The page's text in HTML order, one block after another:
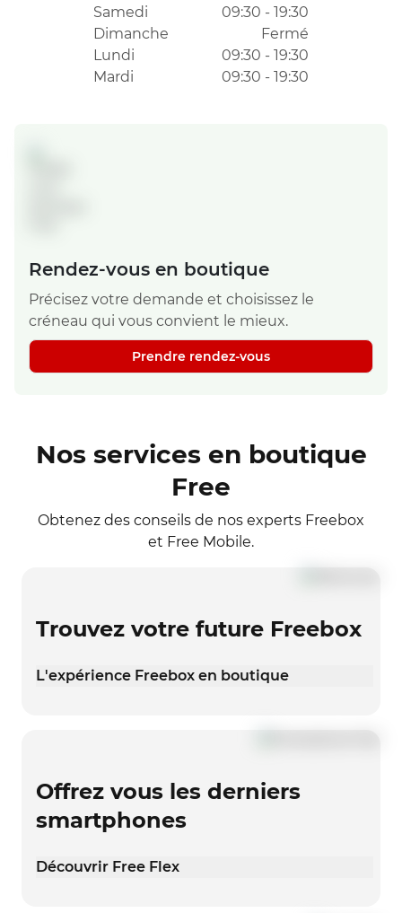
Samedi
09:30 - 19:30
Dimanche
Fermé
Lundi
09:30 - 19:30
Mardi
09:30 - 19:30
Rendez-vous en boutique
Précisez votre demande et choisissez le
créneau qui vous convient le mieux.
Prendre rendez-vous
Nos services en boutique
Free
Obtenez des conseils de nos experts Freebox
et Free Mobile.
Trouvez votre future Freebox
L'expérience Freebox en boutique
Offrez vous les derniers
smartphones
Découvrir Free Flex